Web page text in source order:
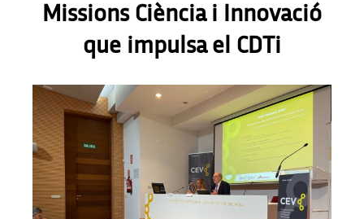
Missions Ciència i Innovació
que impulsa el CDTi